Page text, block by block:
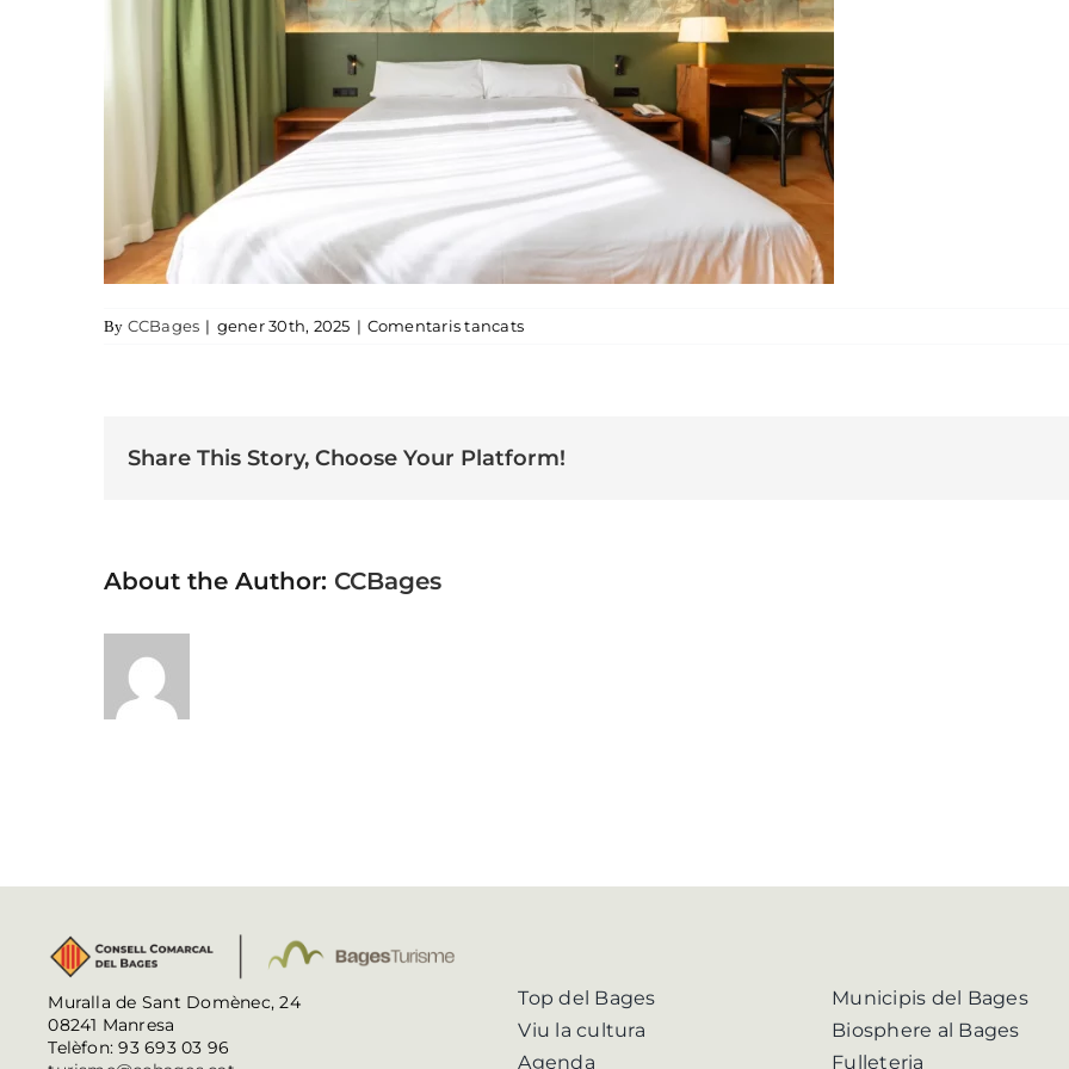
By CCBages | gener 30th, 2025 | Comentaris tancatsa habitacio duquessa
Share This Story, Choose Your Platform!
About the Author: CCBages
Muralla de Sant Domènec, 24
08241 Manresa
Telèfon: 93 693 03 96
Top del Bages
Viu la cultura
Agenda
Municipis del Bages
Biosphere al Bages
Fulleteria